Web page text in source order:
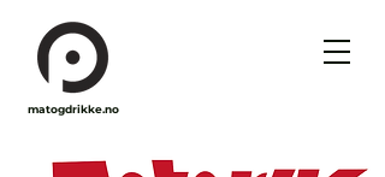
matogdrikke.no